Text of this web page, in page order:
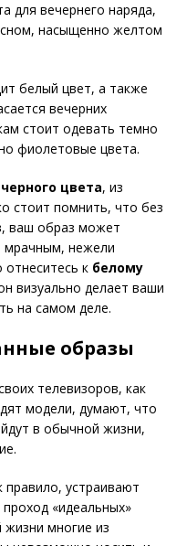
для вечернего наряда,
насыщенно желтом
белый цвет, а также
вечерних
стоит одевать темно
фиолетовые цвета.
цвета, из
стоит помнить, что без
ваш образ может
мрачным, нежели
к белому
визуально делает ваши
на самом деле.
образы
телевизоров, как
модели, думают, что
в обычной жизни,
правило, устраивают
«идеальных»
многие из